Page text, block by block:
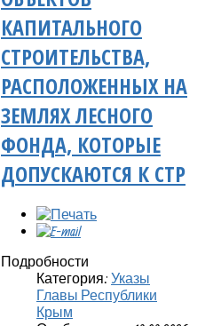
КАПИТАЛЬНОГО
СТРОИТЕЛЬСТВА,
РАСПОЛОЖЕННЫХ НА
ЗЕМЛЯХ ЛЕСНОГО
ФОНДА, КОТОРЫЕ
ДОПУСКАЮТСЯ К СТР
Подробности
Категория: Указы
Главы Республики
Крым